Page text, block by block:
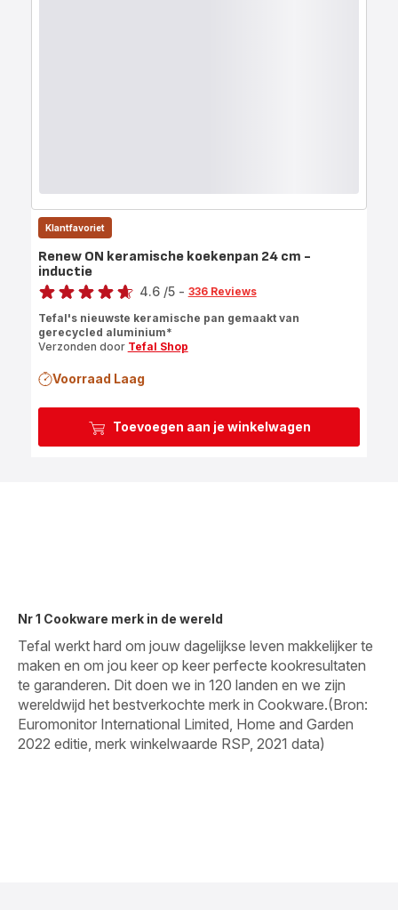
Toevoegen aan je winkelwagen
Klantfavoriet
Renew ON keramische koekenpan 24 cm -
inductie
Score
4.6 /5 - 336 Reviews
Tefal's nieuwste keramische pan gemaakt van
gerecycled aluminium*
Verzonden door Tefal Shop
Voorraad Laag
Nr 1 Cookware merk in de wereld
Tefal werkt hard om jouw dagelijkse leven makkelijker te
maken en om jou keer op keer perfecte kookresultaten
te garanderen. Dit doen we in 120 landen en we zijn
wereldwijd het bestverkochte merk in Cookware.​(Bron:
Euromonitor International Limited, Home and Garden
2022 editie, merk winkelwaarde RSP, 2021 data)